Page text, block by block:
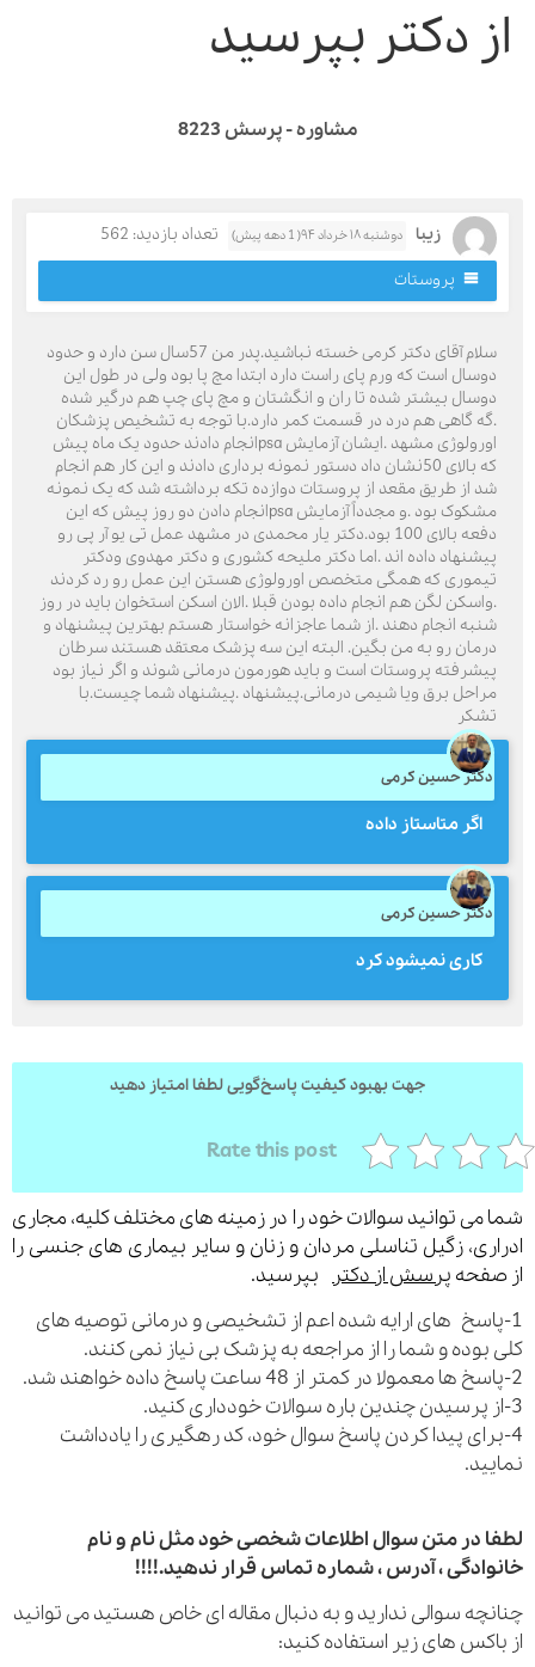
دکتر بپرسید
مشاوره - پرسش 8223
زیبا دوشنبه ۱۸ خرداد ۹۴( 1 دهه پیش)
تعداد بازدید: 562
پروستات
سلام آقای دکتر کرمی خسته نباشید.پدر من 57سال سن دارد و حدود
است که ورم پای راست دارد ابتدا مچ پا بود ولی در طول این
بیشتر شده تا ران و انگشتان و مچ پای چپ هم درگیر شده
گاهی هم درد در قسمت کمر دارد.با توجه به تشخیص پزشکان
اورولوژی مشهد .ایشان آزمایش psaانجام دادند حدود یک ماه پیش
که بالای 50نشان داد دستور نمونه برداری دادند و این کار هم انجام
از طریق مقعد از پروستات دوازده تکه برداشته شد که یک نمونه
مشکوک بود .و مجدداً آزمایش psaانجام دادن دو روز پیش که این
دفعه بالای 100 بود.دکتر یار محمدی در مشهد عمل تی یو آر پی رو
داده اند .اما دکتر ملیحه کشوری و دکتر مهدوی ودکتر
که همگی متخصص اورولوژی هستن این عمل رو رد کردند
لگن هم انجام داده بودن قبلا .الان اسکن استخوان باید در روز
انجام دهند .از شما عاجزانه خواستار هستم بهترین پیشنهاد و
رو به من بگین. البته این سه پزشک معتقد هستند سرطان
پروستات است و باید هورمون درمانی شوند و اگر نیاز بود
برق ویا شیمی درمانی.پیشنهاد .پیشنهاد شما چیست.با
دکتر حسین کرمی
اگر متاستاز داده
دکتر حسین کرمی
کاری نمیشود کرد
جهت بهبود کیفیت پاسخ‌گویی لطفا امتیاز دهید
Rate this post
توانید سوالات خود را در زمینه های مختلف کلیه، مجاری
زگیل تناسلی مردان و زنان و سایر بیماری های جنسی را
پرسش از دکتربپرسید.
های ارایه شده اعم از تشخیصی و درمانی توصیه های
و شما را از مراجعه به پزشک بی نیاز نمی کنند.
پیدا کردن پاسخ سوال خود، کد رهگیری را یادداشت
در متن سوال اطلاعات شخصی خود مثل نام و نام
، آدرس ، شماره تماس قرار ندهید.!!!!
سوالی ندارید و به دنبال مقاله ای خاص هستید می توانید
های زیر استفاده کنید:
ارسال
قدرت گرفته از همیارسیستم